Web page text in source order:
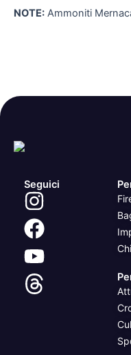
NOTE: Ammoniti
Seguici